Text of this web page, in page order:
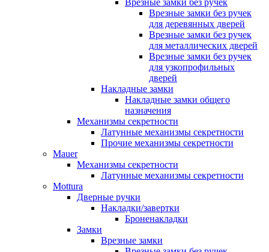
Врезные замки без ручек
Врезные замки без ручек
для деревянных дверей
Врезные замки без ручек
для металлических дверей
Врезные замки без ручек
для узкопрофильных
дверей
Накладные замки
Накладные замки общего
назначения
Механизмы секретности
Латунные механизмы секретности
Прочие механизмы секретности
Mauer
Механизмы секретности
Латунные механизмы секретности
Mottura
Дверные ручки
Накладки/завертки
Броненакладки
Замки
Врезные замки